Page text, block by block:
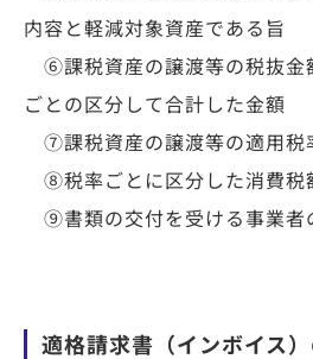
内容と軽減対象資産である旨
⑥課税資産の譲渡等の税抜金
ごとの区分して合計した金額
⑦課税資産の譲渡等の適用税
⑧税率ごとに区分した消費税
⑨書類の交付を受ける事業者
適格請求書（インボイス